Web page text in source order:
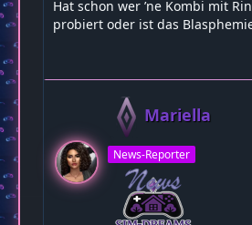
Hat schon wer ’ne Kombi mit
probiert oder ist das
Mariella
News-Reporter